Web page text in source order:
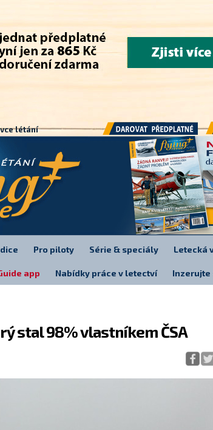
stal 98% vlastníkem ČSA
létání
Darovat předplatné
Pro piloty Série & speciály Letecká
app Nabídky práce v letectví Inzerujte